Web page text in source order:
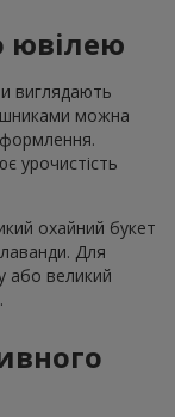
ювілею
виглядають
можна
урочистість
охайний букет
Для
або великий